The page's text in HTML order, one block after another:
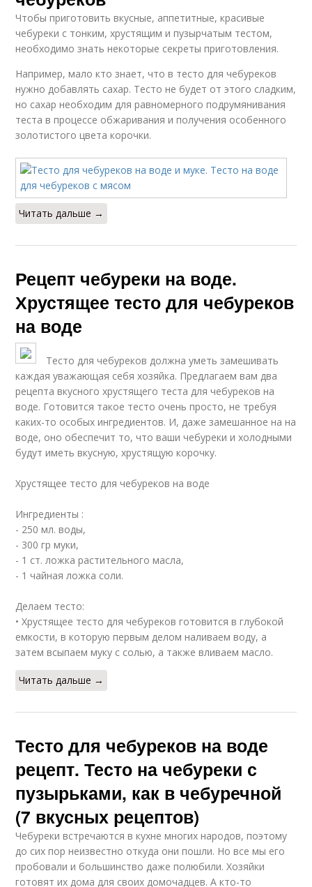
Чтобы приготовить вкусные, аппетитные, красивые
чебуреки с тонким, хрустящим и пузырчатым тестом,
необходимо знать некоторые секреты приготовления.
Например, мало кто знает, что в тесто для чебуреков
нужно добавлять сахар. Тесто не будет от этого сладким,
но сахар необходим для равномерного подрумянивания
теста в процессе обжаривания и получения особенного
золотистого цвета корочки.
Читать дальше →
Рецепт чебуреки на воде.
Хрустящее тесто для чебуреков
на воде
Тесто для чебуреков должна уметь замешивать
каждая уважающая себя хозяйка. Предлагаем вам два
рецепта вкусного хрустящего теста для чебуреков на
воде. Готовится такое тесто очень просто, не требуя
каких-то особых ингредиентов. И, даже замешанное на на
воде, оно обеспечит то, что ваши чебуреки и холодными
будут иметь вкусную, хрустящую корочку.
Хрустящее тесто для чебуреков на воде
Ингредиенты :
- 250 мл. воды,
- 300 гр муки,
- 1 ст. ложка растительного масла,
- 1 чайная ложка соли.
Делаем тесто:
• Хрустящее тесто для чебуреков готовится в глубокой
емкости, в которую первым делом наливаем воду, а
затем всыпаем муку с солью, а также вливаем масло.
Читать дальше →
Тесто для чебуреков на воде
рецепт. Тесто на чебуреки с
пузырьками, как в чебуречной
(7 вкусных рецептов)
Чебуреки встречаются в кухне многих народов, поэтому
до сих пор неизвестно откуда они пошли. Но все мы его
пробовали и большинство даже полюбили. Хозяйки
готовят их дома для своих домочадцев. А кто-то